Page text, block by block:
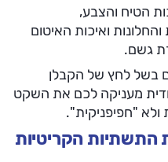
הטיח והצבע,
ואיכות האיטום
גשם.
בשל לחץ של הקבלן
מעניקה לכם את השקט
"חפיפניקית".
התשתיות הקריטיות